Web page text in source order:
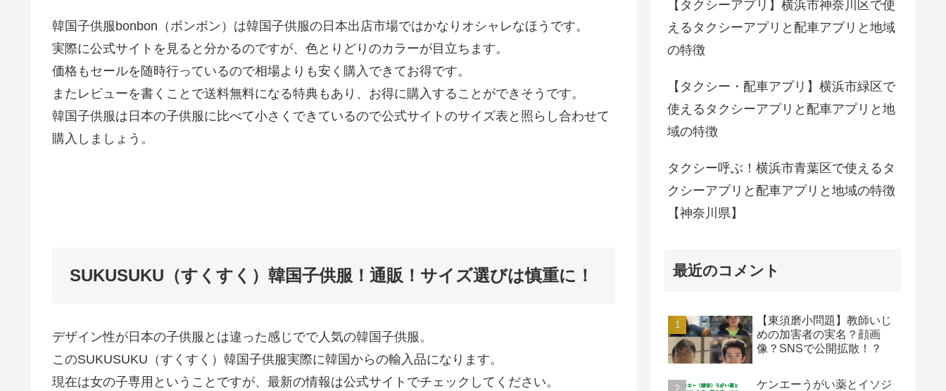
韓国子供服bonbon（ボンボン）は韓国子供服の日本出店市場ではかなりオシャレなほうです。
実際に公式サイトを見ると分かるのですが、色とりどりのカラーが目立ちます。
価格もセールを随時行っているので相場よりも安く購入できてお得です。
またレビューを書くことで送料無料になる特典もあり、お得に購入することができそうです。
韓国子供服は日本の子供服に比べて小さくできているので公式サイトのサイズ表と照らし合わせて
購入しましょう。
SUKUSUKU（すくすく）韓国子供服！通販！サイズ選びは慎重に！
デザイン性が日本の子供服とは違った感じでで人気の韓国子供服。
このSUKUSUKU（すくすく）韓国子供服実際に韓国からの輸入品になります。
現在は女の子専用ということですが、最新の情報は公式サイトでチェックしてください。
【タクシーアプリ】横浜市神奈川区で使
えるタクシーアプリと配車アプリと地域
の特徴
【タクシー・配車アプリ】横浜市緑区で
使えるタクシーアプリと配車アプリと地
域の特徴
タクシー呼ぶ！横浜市青葉区で使えるタ
クシーアプリと配車アプリと地域の特徴
【神奈川県】
最近のコメント
【東須磨小問題】教師いじ
めの加害者の実名？顔画
像？SNSで公開拡散！？
ケンエーうがい薬とイソジ